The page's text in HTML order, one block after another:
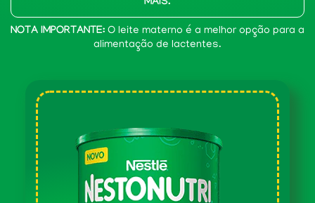
MAIS.
NOTA IMPORTANTE: O leite materno é a melhor opção para a
alimentação de lactentes.